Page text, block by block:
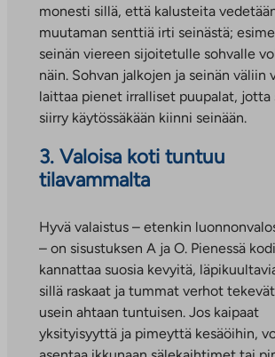
monesti sillä, että kalusteita
muutaman senttiä irti seinästä;
seinän viereen sijoitetulle sohvalle
näin. Sohvan jalkojen ja seinän väliin
laittaa pienet irralliset puupalat, jotta
siirry käytössäkään kiinni seinään.
3. Valoisa koti tuntuu
tilavammalta
Hyvä valaistus – etenkin
– on sisustuksen A ja O. Pienessä
kannattaa suosia kevyitä,
sillä raskaat ja tummat verhot
usein ahtaan tuntuisen. Jos kaipaat
yksityisyyttä ja pimeyttä kesäöihin,